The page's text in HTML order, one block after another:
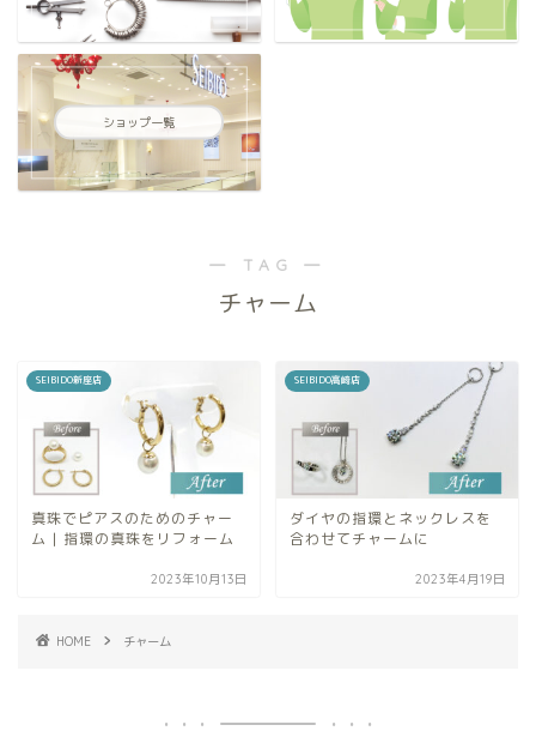
ショップ一覧
― TAG ―
チャーム
SEIBIDO新座店
真珠でピアスのためのチャー
ム | 指環の真珠をリフォーム
2023年10月13日
SEIBIDO高崎店
ダイヤの指環とネックレスを
合わせてチャームに
2023年4月19日
HOME チャーム